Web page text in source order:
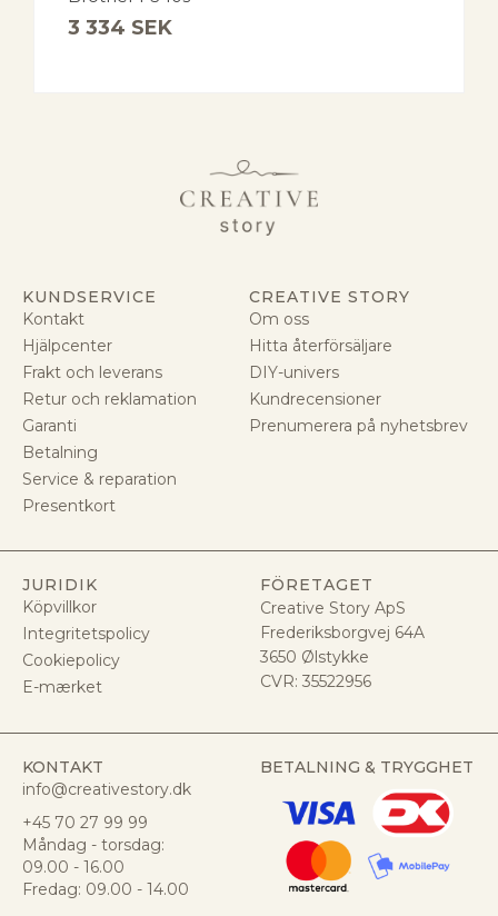
3 334 SEK
KUNDSERVICE
Kontakt
Hjälpcenter
Frakt och leverans
Retur och reklamation
Garanti
Betalning
Service & reparation
Presentkort
CREATIVE STORY
Om oss
Hitta återförsäljare
DIY-univers
Kundrecensioner
Prenumerera på nyhetsbrev
JURIDIK
Köpvillkor
Integritetspolicy
Cookiepolicy
E-mærket
FÖRETAGET
Creative Story ApS
Frederiksborgvej 64A
3650 Ølstykke
CVR: 35522956
KONTAKT
info@creativestory.dk
+45 70 27 99 99
Måndag - torsdag:
09.00 - 16.00
Fredag: 09.00 - 14.00
BETALNING & TRYGGHET